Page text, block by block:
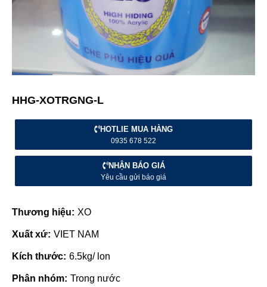
HHG-XOTRGNG-L
HOTLIE MUA HÀNG
0935 678 522
NHẬN BÁO GIÁ
Yêu cầu gửi báo giá
Thương hiệu: XO
Xuất xứ: VIET NAM
Kích thước: 6.5kg/ lon
Phân nhóm: Trong nước